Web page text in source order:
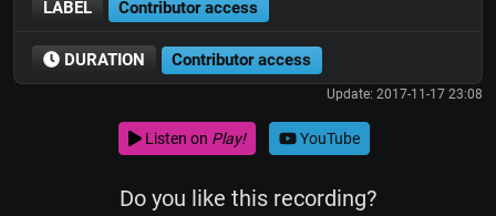
LABEL Contributor access
DURATION Contributor access
Update: 2017-11-17 23:08
Listen on Play! YouTube
Do you like this recording?